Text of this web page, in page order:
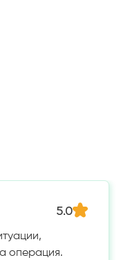
5.0
операция.